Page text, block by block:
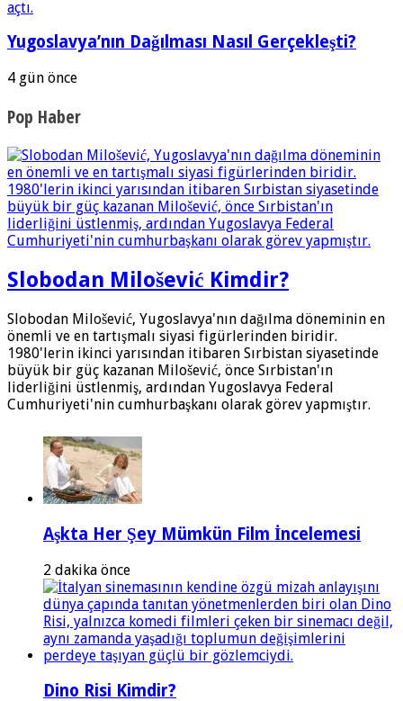
Yugoslavya’nın Dağılması Nasıl Gerçekleşti?
4 gün önce
Pop Haber
Slobodan Milošević Kimdir?
Slobodan Milošević, Yugoslavya'nın dağılma döneminin en
önemli ve en tartışmalı siyasi figürlerinden biridir.
1980'lerin ikinci yarısından itibaren Sırbistan siyasetinde
büyük bir güç kazanan Milošević, önce Sırbistan'ın
liderliğini üstlenmiş, ardından Yugoslavya Federal
Cumhuriyeti'nin cumhurbaşkanı olarak görev yapmıştır.
Aşkta Her Şey Mümkün Film İncelemesi
2 dakika önce
Dino Risi Kimdir?